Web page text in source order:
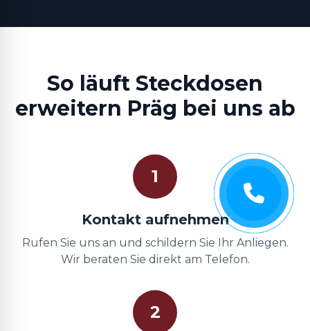
So läuft Steckdosen
erweitern Präg bei uns ab
1
Kontakt aufnehmen
Rufen Sie uns an und schildern Sie Ihr Anliegen.
Wir beraten Sie direkt am Telefon.
2